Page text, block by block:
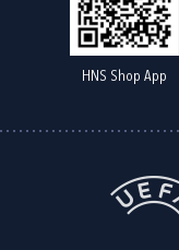
HNS Shop App